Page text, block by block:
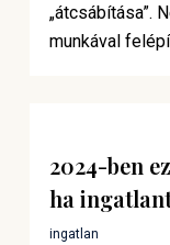
„átcsábítása”.
munkával
2024-ben
ha
ingatlan